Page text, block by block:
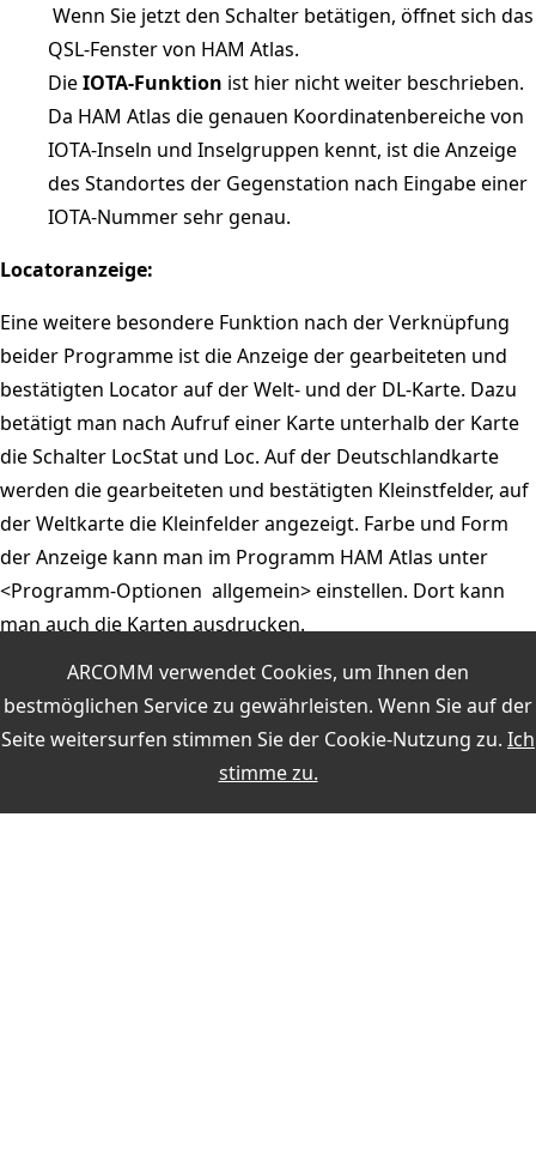
ARCOMM verwendet Cookies, um Ihnen den
bestmöglichen Service zu gewährleisten. Wenn Sie auf der
Seite weitersurfen stimmen Sie der Cookie-Nutzung zu. Ich
stimme zu.
Wenn Sie jetzt den Schalter betätigen, öffnet sich das
QSL-Fenster von HAM Atlas.
DieIOTA-Funktion ist hier nicht weiter beschrieben.
Da HAM Atlas die genauen Koordinatenbereiche von
IOTA-Inseln und Inselgruppen kennt, ist die Anzeige
des Standortes der Gegenstation nach Eingabe einer
IOTA-Nummer sehr genau.
Locatoranzeige:
Eine weitere besondere Funktion nach der Verknüpfung
beider Programme ist die Anzeige der gearbeiteten und
bestätigten Locator auf der Welt- und der DL-Karte. Dazu
betätigt man nach Aufruf einer Karte unterhalb der Karte
die Schalter LocStat und Loc. Auf der Deutschlandkarte
werden die gearbeiteten und bestätigten Kleinstfelder, auf
der Weltkarte die Kleinfelder angezeigt. Farbe und Form
der Anzeige kann man im Programm HAM Atlas unter
<Programm-Optionen  allgemein> einstellen. Dort kann
man auch die Karten ausdrucken.
Die erweiterte Locatorstatistik erreicht man, wenn man
den Hauptmenüpunkt Statistik Locator  Karten aufruft und
dort den Schalter <erweitert> betätigt.